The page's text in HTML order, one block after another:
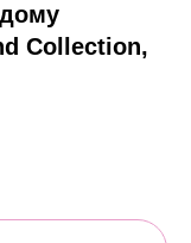
Collection,